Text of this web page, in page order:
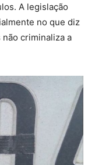
A legislação
no que diz
criminaliza a